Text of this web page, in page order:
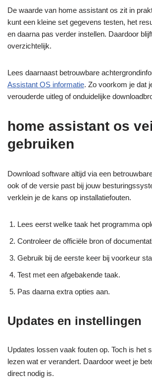
De waarde van home assistant os zit in
kunt een kleine set gegevens testen, het
en daarna pas verder instellen. Daardoor
overzichtelijk.
Lees daarnaast betrouwbare
Assistant OS informatie. Zo voorkom je dat
verouderde uitleg of onduidelijke
home assistant os
gebruiken
Download software altijd via een
ook of de versie past bij jouw
verklein je de kans op installatiefouten.
Lees eerst welke taak het programma
Controleer de officiële bron of
Gebruik bij de eerste keer bij voorkeur
Test met een afgebakende taak.
Pas daarna extra opties aan.
Updates en instellingen
Updates lossen vaak fouten op. Toch is het
lezen wat er verandert. Daardoor weet je
direct nodig is.